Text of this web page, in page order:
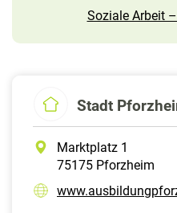
Soziale Arbeit
Stadt
Marktplatz 1
75175 Pforzheim